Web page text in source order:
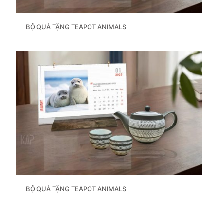
BỘ QUÀ TẶNG TEAPOT ANIMALS
BỘ QUÀ TẶNG TEAPOT ANIMALS